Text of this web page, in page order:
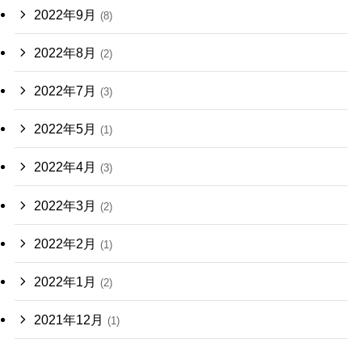
2022年9月 (8)
2022年8月 (2)
2022年7月 (3)
2022年5月 (1)
2022年4月 (3)
2022年3月 (2)
2022年2月 (1)
2022年1月 (2)
2021年12月 (1)